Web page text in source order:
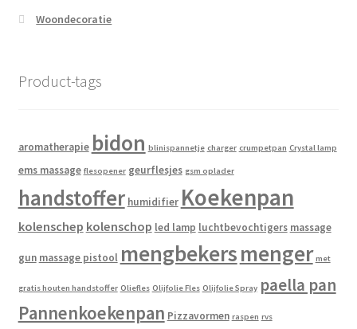
Woondecoratie
Product-tags
aromatherapie bidon blinispannetje charger crumpetpan Crystal lamp
ems massage flesopener geurflesjes gsm oplader
handstoffer humidifier Koekenpan
kolenschep kolenschop led lamp luchtbevochtigers massage
gun massage pistool mengbekersmenger met
gratis houten handstoffer Oliefles Olijfolie Fles Olijfolie Spray paella pan
Pannenkoekenpan Pizzavormen raspen rvs